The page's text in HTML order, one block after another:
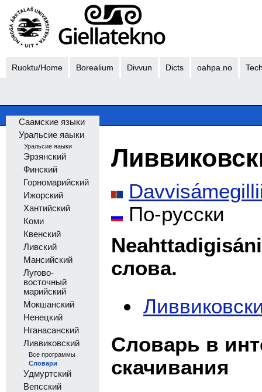
Ruoktu/Home Borealium Divvun Dicts oahpa.no
Саамские языки
Уральсие яаыки
Уральсие яаыки
Эрзянский
Финский
Горномарийский
Ижорский
Хантийский
Коми
Квенский
Ливский
Мансийский
Лугово-
восточный
марийский
Мокшанский
Ненецкий
Нганасанский
Ливвиковский
Все программы
Словари
Удмуртский
Вепсский
По-русски
слова.
Словарь в
скачивания